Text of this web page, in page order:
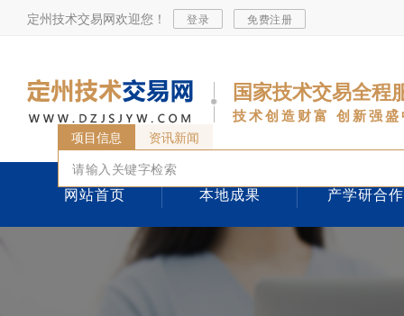
定州技术交易网欢迎您！ 登录 免费注册
国家技术交易全程
技术创造财富 创新强
项目信息 资讯新闻
网站首页 本地成果 产学研合作